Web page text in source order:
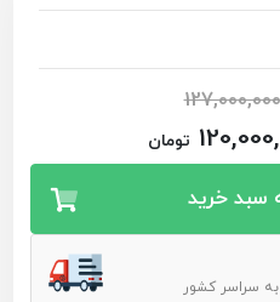
127,000,000
تومان
سبد خرید
سراسر کشور